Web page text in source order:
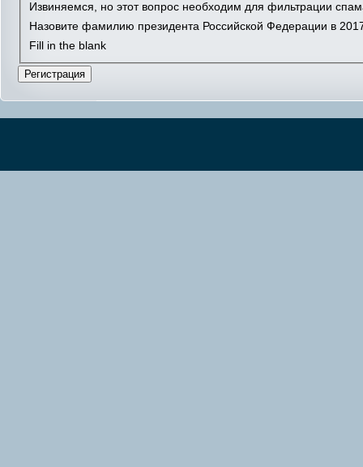
Извиняемся, но этот вопрос необходим для фильтрации
Назовите фамилию президента Российской Федерации в
Fill in the blank